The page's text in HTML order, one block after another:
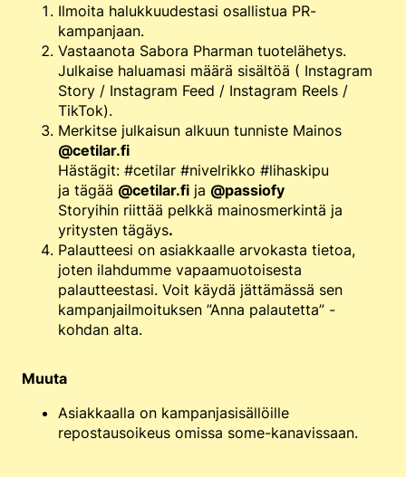
Ilmoita halukkuudestasi osallistua PR-
kampanjaan.
Vastaanota Sabora Pharman tuotelähetys.
Julkaise haluamasi määrä sisältöä ( Instagram
Story / Instagram Feed / Instagram Reels /
TikTok).
Merkitse julkaisun alkuun tunniste Mainos
@cetilar.fi
Hästägit: #cetilar #nivelrikko #lihaskipu
ja tägää @cetilar.fi ja @passiofy
Storyihin riittää pelkkä mainosmerkintä ja
yritysten tägäys.
Palautteesi on asiakkaalle arvokasta tietoa,
joten ilahdumme vapaamuotoisesta
palautteestasi. Voit käydä jättämässä sen
kampanjailmoituksen ”Anna palautetta” -
kohdan alta.
Muuta
Asiakkaalla on kampanjasisällöille
repostausoikeus omissa some-kanavissaan.